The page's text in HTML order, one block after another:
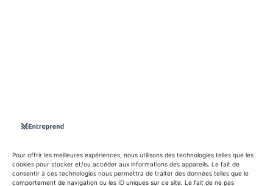
Pour offrir les meilleures expériences, nous utilisons des technologies telles que les
cookies pour stocker et/ou accéder aux informations des appareils. Le fait de
consentir à ces technologies nous permettra de traiter des données telles que le
comportement de navigation ou les ID uniques sur ce site. Le fait de ne pas
info@entreprend.net